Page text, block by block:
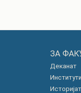
ЗА
Деканат
Институти
Историјат